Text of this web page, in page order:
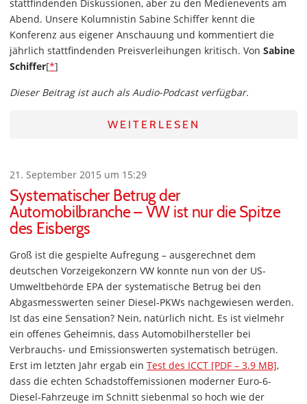
stattfindenden Diskussionen, aber zu den Medienevents am
Abend. Unsere Kolumnistin Sabine Schiffer kennt die
Konferenz aus eigener Anschauung und kommentiert die
jährlich stattfindenden Preisverleihungen kritisch. Von Sabine
Schiffer[*]
Dieser Beitrag ist auch als Audio-Podcast verfügbar.
WEITERLESEN
21. September 2015 um 15:29
Systematischer Betrug der
Automobilbranche – VW ist nur die Spitze
des Eisbergs
Groß ist die gespielte Aufregung – ausgerechnet dem
deutschen Vorzeigekonzern VW konnte nun von der US-
Umweltbehörde EPA der systematische Betrug bei den
Abgasmesswerten seiner Diesel-PKWs nachgewiesen werden.
Ist das eine Sensation? Nein, natürlich nicht. Es ist vielmehr
ein offenes Geheimnis, dass Automobilhersteller bei
Verbrauchs- und Emissionswerten systematisch betrügen.
Erst im letzten Jahr ergab ein Test des ICCT [PDF – 3.9 MB],
dass die echten Schadstoffemissionen moderner Euro-6-
Diesel-Fahrzeuge im Schnitt siebenmal so hoch wie der